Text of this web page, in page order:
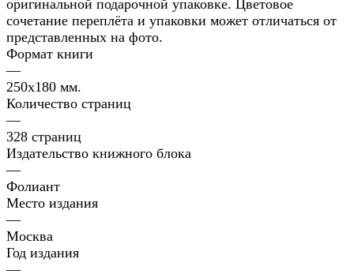
оригинальной подарочной упаковке. Цветовое
сочетание переплёта и упаковки может отличаться от
представленных на фото.
Формат книги
—
250х180 мм.
Количество страниц
—
328 страниц
Издательство книжного блока
—
Фолиант
Место издания
—
Москва
Год издания
—